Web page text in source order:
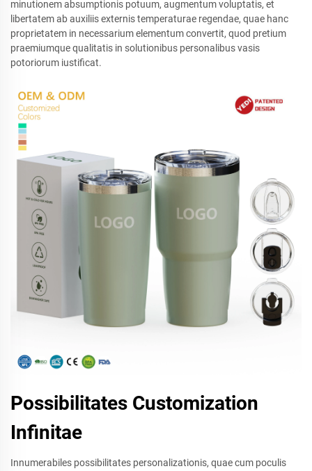
minutionem absumptionis potuum, augmentum voluptatis, et
libertatem ab auxiliis externis temperaturae regendae, quae hanc
proprietatem in necessarium elementum convertit, quod pretium
praemiumque qualitatis in solutionibus personalibus vasis
potoriorum iustificat.
Possibilitates Customization
Infinitae
Innumerabiles possibilitates personalizationis, quae cum poculis